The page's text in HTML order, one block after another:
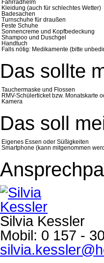
Fahrradhelm
Kleidung (auch für schlechtes Wetter)
Badesachen
Turnschuhe für draußen
Feste Schuhe
Sonnencreme und Kopfbedeckung
Shampoo und Duschgel
Handtuch
Falls nötig: Medikamente (bitte
Das sollte
Tauchermaske und Flossen
RMV-Schülerticket bzw. Monatskarte
Kamera
Das soll
Eigenes Essen oder Süßigkeiten
Smartphone (kann mitgenommen
Silvia Kessler
Mobil: 0 157 -